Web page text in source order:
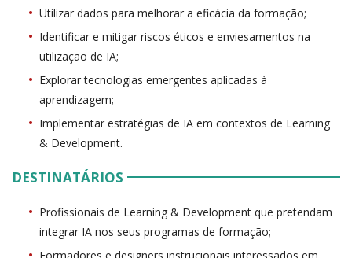
Utilizar dados para melhorar a eficácia da formação;
Identificar e mitigar riscos éticos e enviesamentos na
utilização de IA;
Explorar tecnologias emergentes aplicadas à
aprendizagem;
Implementar estratégias de IA em contextos de Learning
& Development.
DESTINATÁRIOS
Profissionais de Learning & Development que pretendam
integrar IA nos seus programas de formação;